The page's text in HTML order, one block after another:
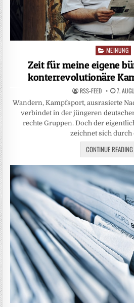
Posted
in
MEINUNG
Zeit für meine eigene
konterrevolutionäre
RSS-FEED 7.
Wandern, Kampfsport, ausrasierte
verbindet in der jüngeren
rechte Gruppen. Doch der
zeichnet sich durch
CONTINUE READING